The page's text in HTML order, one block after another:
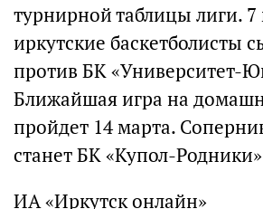
турнирной таблицы лиги. 7
иркутские баскетболисты
против БК «Университет-
Ближайшая игра на
пройдет 14 марта.
станет БК «Купол-
ИА «Иркутск онлайн»